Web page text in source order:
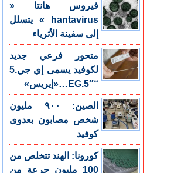
فيروس هانتا «
hantavirus » يتسلل
إلى سفينة الأثرياء
متحور فرعي جديد
لكوفيد يسمى إي جي.5
“EG.5″…«إيريس»
الصين: ٩٠٠ مليون
شخص مصابون بعدوى
كوفيد
كورونا: الهند تتخلص من
100 مليون جرعة من